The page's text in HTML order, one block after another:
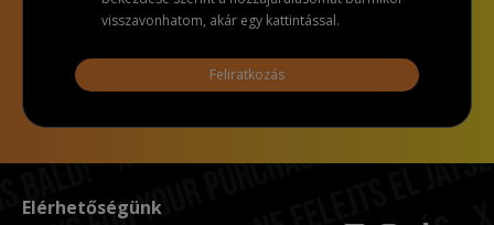
visszavonhatom, akár egy kattintással.
Feliratkozás
Elérhetőségünk